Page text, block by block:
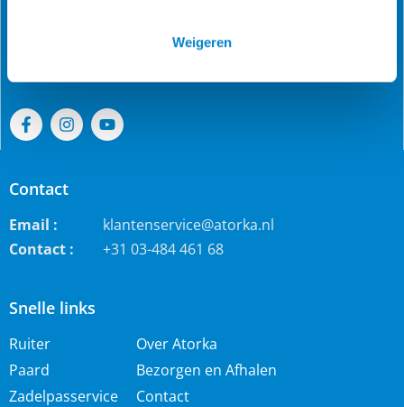
Weigeren
Snelle links
Ruiter
Paard
Zadelpasservice
Over Atorka
Bezorgen en Afhalen
Contact
jodhpur rijbroeken, waterdichte ruiterjassen en zo veel
Contact
Email :
klantenservice@atorka.nl
Contact :
+31 03-484 461 68